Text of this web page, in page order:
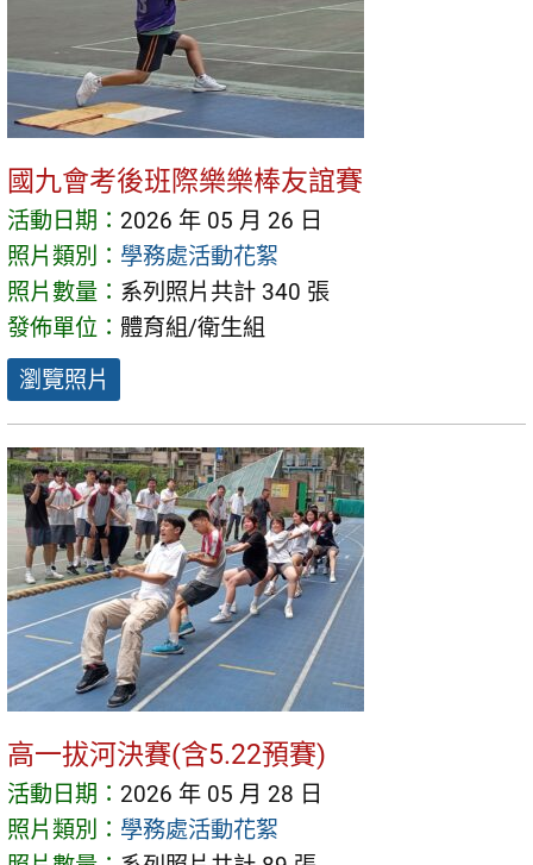
國九會考後班際樂樂棒友誼賽
活動日期： 2026 年 05 月 26 日
照片類別： 學務處活動花絮
照片數量： 系列照片共計 340 張
發佈單位： 體育組/衛生組
瀏覽照片
高一拔河決賽(含5.22預賽)
活動日期： 2026 年 05 月 28 日
照片類別： 學務處活動花絮